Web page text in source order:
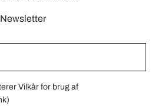
Newsletter
Vilkår for brug af
)